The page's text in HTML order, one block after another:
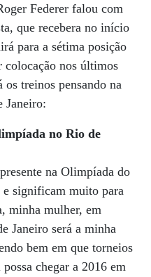
Federer falou com
que recebera no início
para a sétima posição
nos últimos
treinos pensando na
Janeiro:
no Rio de
na Olimpíada do
significam muito para
minha mulher, em
Janeiro será a minha
bem em que torneios
chegar a 2016 em